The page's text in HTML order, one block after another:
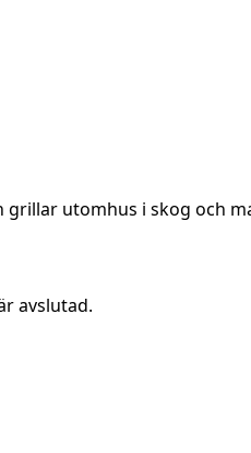
utomhus i skog och
avslutad.